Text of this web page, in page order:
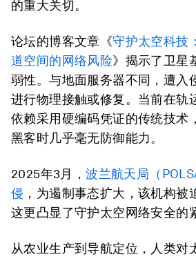
的重大关切。
论坛的博客文章《守护太空科技
道空间的网络风险》揭示了卫星
弱性。与地面服务器不同，遭入
进行物理接触或修复。当前在轨
依赖采用硬编码凭证的传统技术
黑客时几乎毫无防御能力。
2025年3月，波兰航天局（
侵 ，为遏制事态扩大，该机构被
这更凸显了守护太空网络安全的
从农业生产到导航定位，人类对